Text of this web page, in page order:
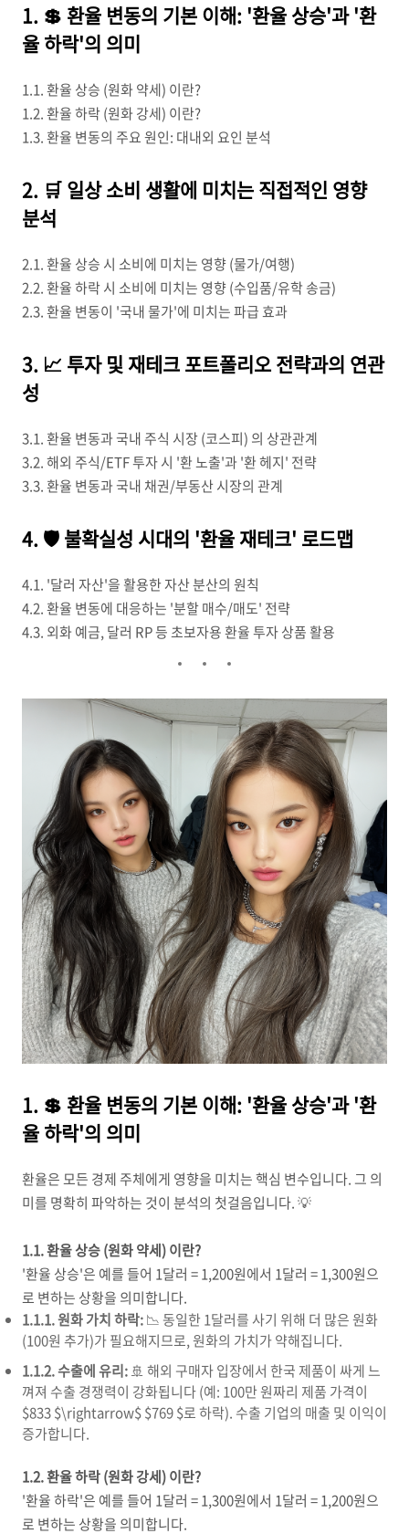
1. 💲 환율 변동의 기본 이해: '환율 상승'과 '환
율 하락'의 의미
1.1. 환율 상승 (원화 약세) 이란?
1.2. 환율 하락 (원화 강세) 이란?
1.3. 환율 변동의 주요 원인: 대내외 요인 분석
2. 🛒 일상 소비 생활에 미치는 직접적인 영향
분석
2.1. 환율 상승 시 소비에 미치는 영향 (물가/여행)
2.2. 환율 하락 시 소비에 미치는 영향 (수입품/유학 송금)
2.3. 환율 변동이 '국내 물가'에 미치는 파급 효과
3. 📈 투자 및 재테크 포트폴리오 전략과의 연관
성
3.1. 환율 변동과 국내 주식 시장 (코스피) 의 상관관계
3.2. 해외 주식/ETF 투자 시 '환 노출'과 '환 헤지' 전략
3.3. 환율 변동과 국내 채권/부동산 시장의 관계
4. 🛡️ 불확실성 시대의 '환율 재테크' 로드맵
4.1. '달러 자산'을 활용한 자산 분산의 원칙
4.2. 환율 변동에 대응하는 '분할 매수/매도' 전략
4.3. 외화 예금, 달러 RP 등 초보자용 환율 투자 상품 활용
1. 💲 환율 변동의 기본 이해: '환율 상승'과 '환
율 하락'의 의미
환율은 모든 경제 주체에게 영향을 미치는 핵심 변수입니다. 그 의
미를 명확히 파악하는 것이 분석의 첫걸음입니다. 💡
1.1. 환율 상승 (원화 약세) 이란?
'환율 상승'은 예를 들어 1달러 = 1,200원에서 1달러 = 1,300원으
로 변하는 상황을 의미합니다.
1.1.1. 원화 가치 하락:📉 동일한 1달러를 사기 위해 더 많은 원화
(100원 추가)가 필요해지므로, 원화의 가치가 약해집니다.
1.1.2. 수출에 유리:🚢 해외 구매자 입장에서 한국 제품이 싸게 느
껴져 수출 경쟁력이 강화됩니다 (예: 100만 원짜리 제품 가격이
$833$\rightarrow$$769 $로 하락). 수출 기업의 매출 및 이익이
증가합니다.
1.2. 환율 하락 (원화 강세) 이란?
'환율 하락'은 예를 들어 1달러 = 1,300원에서 1달러 = 1,200원으
로 변하는 상황을 의미합니다.